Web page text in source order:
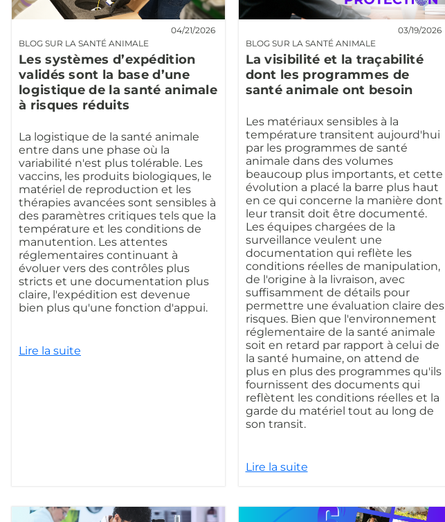
BLOG SUR LA SANTÉ ANIMALE
04/21/2026
Les systèmes d’expédition
validés sont la base d’une
logistique de la santé animale
à risques réduits
La logistique de la santé animale
entre dans une phase où la
variabilité n'est plus tolérable. Les
vaccins, les produits biologiques, le
matériel de reproduction et les
thérapies avancées sont sensibles à
des paramètres critiques tels que la
température et les conditions de
manutention. Les attentes
réglementaires continuant à
évoluer vers des contrôles plus
stricts et une documentation plus
claire, l'expédition est devenue
bien plus qu'une fonction d'appui.
Lire la suite
BLOG SUR LA SANTÉ ANIMALE
03/19/2026
La visibilité et la traçabilité
dont les programmes de
santé animale ont besoin
Les matériaux sensibles à la
température transitent aujourd'hui
par les programmes de santé
animale dans des volumes
beaucoup plus importants, et cette
évolution a placé la barre plus haut
en ce qui concerne la manière dont
leur transit doit être documenté.
Les équipes chargées de la
surveillance veulent une
documentation qui reflète les
conditions réelles de manipulation,
de l'origine à la livraison, avec
suffisamment de détails pour
permettre une évaluation claire des
risques. Bien que l'environnement
réglementaire de la santé animale
soit en retard par rapport à celui de
la santé humaine, on attend de
plus en plus des programmes qu'ils
fournissent des documents qui
reflètent les conditions réelles et la
garde du matériel tout au long de
son transit.
Lire la suite